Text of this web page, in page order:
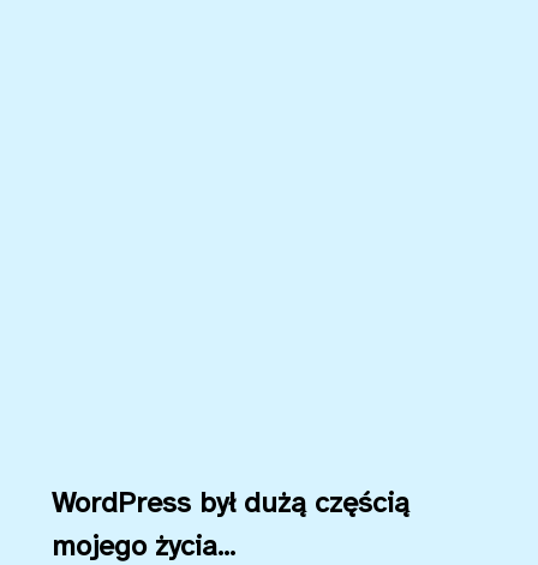
WordPress był dużą częścią
mojego życia...